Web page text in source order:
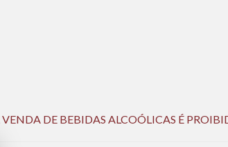
DE BEBIDAS ALCOÓLICAS É